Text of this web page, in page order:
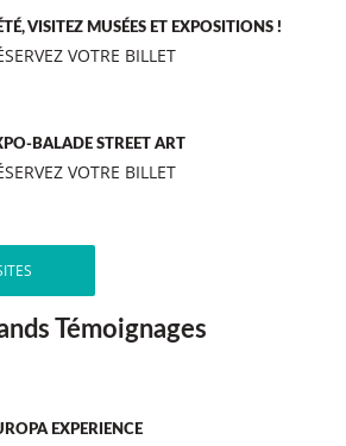
VISITEZ MUSÉES ET EXPOSITIONS !
VOTRE BILLET
BALADE STREET ART
VOTRE BILLET
Témoignages
EXPERIENCE